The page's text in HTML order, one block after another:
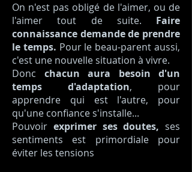
On n'est pas obligé de l'aimer, ou de
l'aimer tout de suite. Faire
connaissance demande de prendre
le temps. Pour le beau-parent aussi,
c'est une nouvelle situation à vivre.
Donc chacun aura besoin d'un
temps d'adaptation, pour
apprendre qui est l'autre, pour
qu'une confiance s'installe...
Pouvoir exprimer ses doutes, ses
sentiments est primordiale pour
éviter les tensions